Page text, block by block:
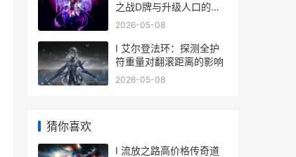
之战D牌与升级人口的最
佳时机
2026-05-08
I 艾尔登法环：探测全护
符重量对翻滚距离的影响
2026-05-08
猜你喜欢
I 流放之路高价格传奇道